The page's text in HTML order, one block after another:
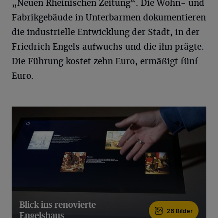
„Neuen Rheinischen Zeitung“. Die Wohn- und
Fabrikgebäude in Unterbarmen dokumentieren
die industrielle Entwicklung der Stadt, in der
Friedrich Engels aufwuchs und die ihn prägte.
Die Führung kostet zehn Euro, ermäßigt fünf
Euro.
Blick ins renovierte
Engelshaus
26 Bilder